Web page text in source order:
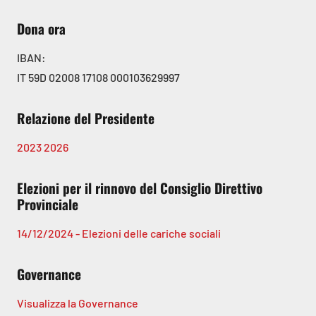
Dona ora
IBAN:
IT 59D 02008 17108 000103629997
Relazione del Presidente
20232026
Elezioni per il rinnovo del Consiglio Direttivo
Provinciale
14/12/2024 - Elezioni delle cariche sociali
Governance
Visualizza la Governance